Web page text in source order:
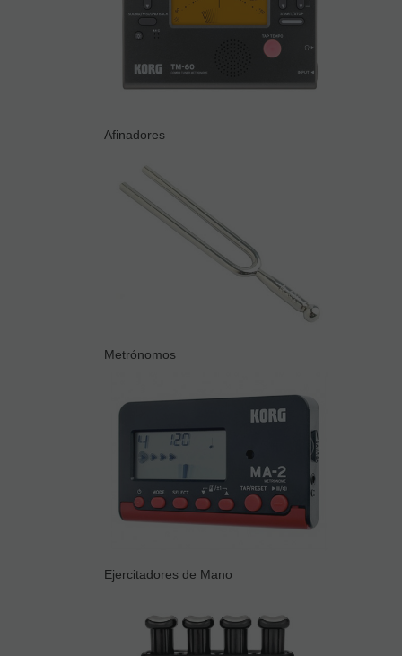
Afinadores
Metrónomos
Ejercitadores de Mano